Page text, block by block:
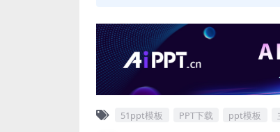
51ppt模板 PPT下载 ppt模板